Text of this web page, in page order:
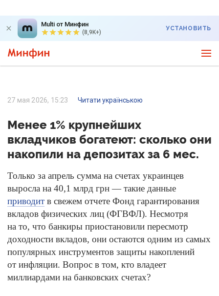
Multi от Минфин
(8,9K+)
УСТАНОВИТЬ
27 мая 2026, 15:23 Читати українською
Менее 1% крупнейших
вкладчиков богатеют: сколько они
накопили на депозитах за 6 мес.
Только за апрель сумма на счетах украинцев
выросла на 40,1 млрд грн — такие данные
приводит в свежем отчете Фонд гарантирования
вкладов физических лиц (ФГВФЛ). Несмотря
на то, что банкиры приостановили пересмотр
доходности вкладов, они остаются одним из самых
популярных инструментов защиты накоплений
от инфляции. Вопрос в том, кто владеет
миллиардами на банковских счетах?